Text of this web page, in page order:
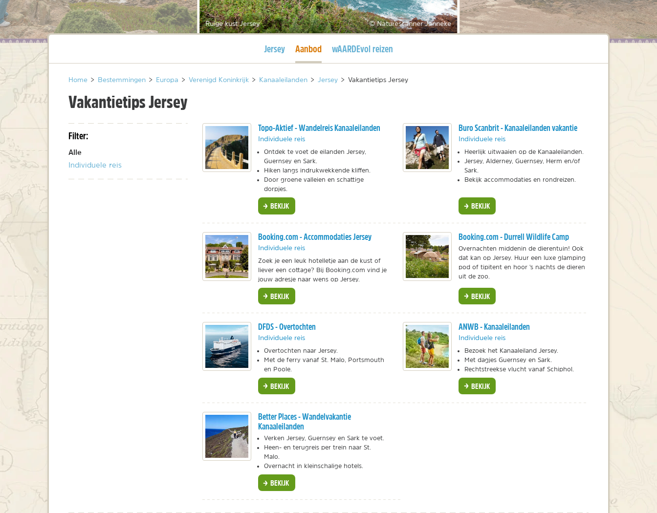
Ruige kust Jersey © Naturescanner Janneke
Huidige pagina
Jersey Huidige pagina
Aanbod wAARDEvol reizen
Home > Bestemmingen > Europa > Verenigd Koninkrijk > Kanaaleilanden > Jersey > Vakantietips Jersey
Vakantietips Jersey
Filter:
Alle
Individuele reis
Topo-Aktief - Wandelreis Kanaaleilanden
Individuele reis
Ontdek te voet de eilanden Jersey,
Guernsey en Sark.
Hiken langs indrukwekkende kliffen.
Door groene valleien en schattige
dorpjes.
BEKIJK
Buro Scanbrit - Kanaaleilanden vakantie
Individuele reis
Heerlijk uitwaaien op de Kanaaleilanden.
Jersey, Alderney, Guernsey, Herm en/of
Sark.
Bekijk accommodaties en rondreizen.
BEKIJK
Booking.com - Accommodaties Jersey
Individuele reis
Zoek je een leuk hotelletje aan de kust of
liever een cottage? Bij Booking.com vind je
jouw adresje naar wens op Jersey.
BEKIJK
Booking.com - Durrell Wildlife Camp
Overnachten middenin de dierentuin! Ook
dat kan op Jersey. Huur een luxe glamping
pod of tipitent en hoor 's nachts de dieren
uit de zoo.
BEKIJK
DFDS - Overtochten
Individuele reis
Overtochten naar Jersey.
Met de ferry vanaf St. Malo, Portsmouth
en Poole.
BEKIJK
ANWB - Kanaaleilanden
Individuele reis
Bezoek het Kanaaleiland Jersey.
Met dagjes Guernsey en Sark.
Rechtstreekse vlucht vanaf Schiphol.
BEKIJK
Better Places - Wandelvakantie
Kanaaleilanden
Verken Jersey, Guernsey en Sark te voet.
Heen- en terugreis per trein naar St.
Malo.
Overnacht in kleinschalige hotels.
BEKIJK